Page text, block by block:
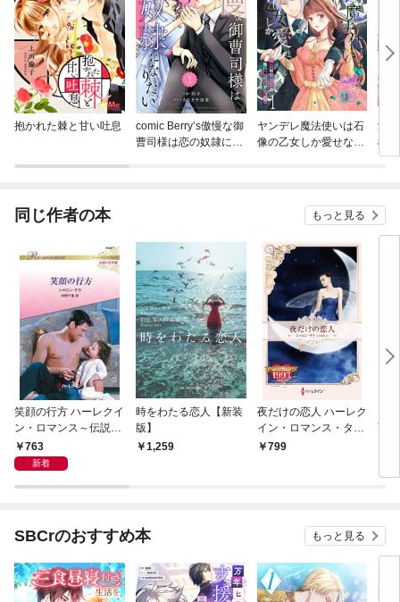
抱かれた棘と甘い吐息
comic Berry’s傲慢な御
曹司様は恋の奴隷にな
ヤンデレ魔法使いは石
像の乙女しか愛せない
溺
檎
同じ作者の本 もっと見る
笑顔の行方 ハーレクイ
ン・ロマンス～伝説の
名作選～【ハーレクイ
ン・ロマンス版】
763
新着
時をわたる恋人【新装
版】
1,259
夜だけの恋人 ハーレク
イン・ロマンス・タイ
ムマシン【ハーレクイ
799
雨
SBCrのおすすめ本 もっと見る